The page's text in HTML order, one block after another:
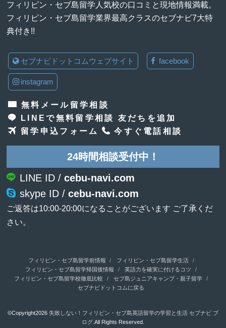
フィリピン・セブ島留学人気校の口コミと現地情報満載。
フィリピン・セブ島留学業界最高クラスのセブナビ7大特
典付き!!
セブナビドットコムウェブサイト facebook
instagram
無料メール留学相談
LINEで無料留学相談 友だちを追加
留学申込フォーム
今すぐ電話相談
24時間相談受付中！
LINE ID /cebu-navi.com
skype ID /cebu-navi.com
ご返答は10:00-20:00になることがございます ご了承くだ
さい。
フィリピン・セブ島留学前情報
フィリピン・セブ島留学生活
フィリピン・セブ島留学帰国後情報
英語力を確実に付けるコツ
フィリピン・セブ島留学校徹底比較
セブ島ジュニアキャンプ・親子留学
セブナビドットコムに戻る
©Copyright2026 失敗しない！フィリピン・セブ島英語留学の学習と生活 セブナビ ブ
ログ.All Rights Reserved.